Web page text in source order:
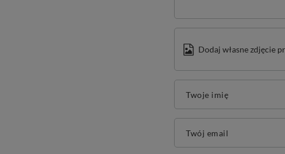
Dodaj własne zdjęcie
Twoje imię
Twój email